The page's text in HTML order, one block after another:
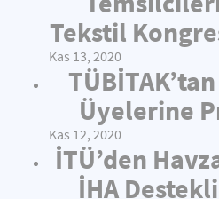
Tekstil
Kas 13, 2020
Üyelerine
Kas 12, 2020
İTÜ’den
İHA